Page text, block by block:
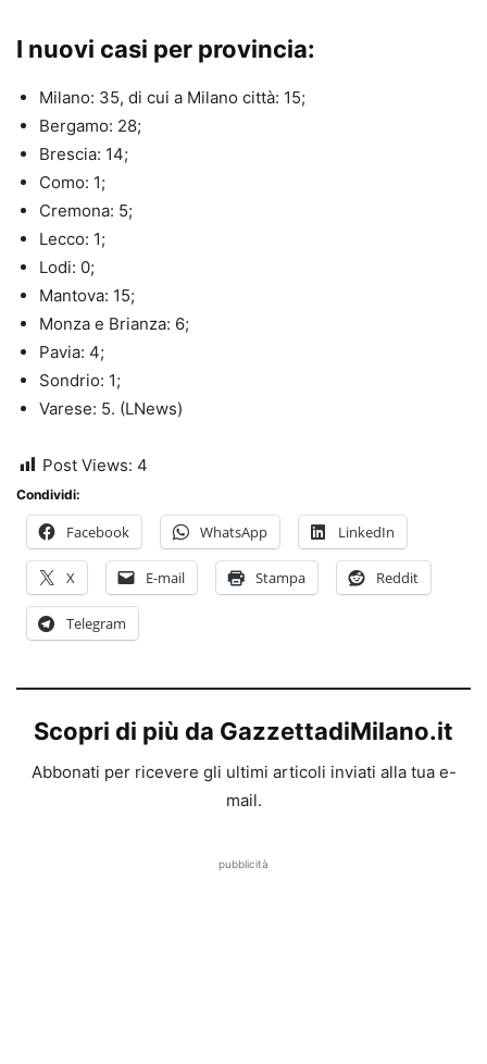
I nuovi casi per provincia:
Milano: 35, di cui a Milano città: 15;
Bergamo: 28;
Brescia: 14;
Como: 1;
Cremona: 5;
Lecco: 1;
Lodi: 0;
Mantova: 15;
Monza e Brianza: 6;
Pavia: 4;
Sondrio: 1;
Varese: 5. (LNews)
Post Views: 4
Condividi:
Facebook WhatsApp LinkedIn
X E-mail Stampa Reddit
Telegram
Scopri di più da GazzettadiMilano.it
Abbonati per ricevere gli ultimi articoli inviati alla tua e-
mail.
pubblicità